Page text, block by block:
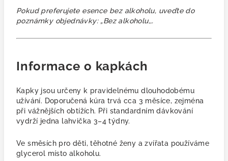
Pokud preferujete esence bez alkoholu, uveďte do
poznámky objednávky: „Bez alkoholu,,.
Informace o kapkách
Kapky jsou určeny k pravidelnému dlouhodobému
užívání. Doporučená kúra trvá cca 3 měsíce, zejména
při vážnějších obtížích. Při standardním dávkování
vydrží jedna lahvička 3–4 týdny.
Ve směsích pro děti, těhotné ženy a zvířata používáme
glycerol místo alkoholu.